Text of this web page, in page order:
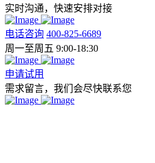
实时沟通，快速安排对接
电话咨询 400-825-6689
周一至周五 9:00-18:30
申请试用
需求留言，我们会尽快联系您